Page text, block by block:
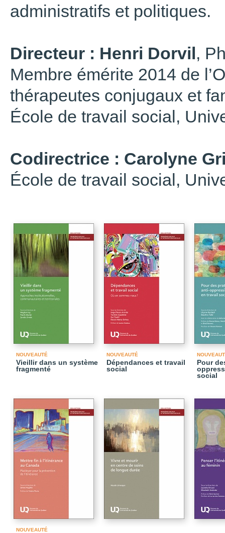
administratifs et politiques.
Directeur : Henri Dorvil,
Membre émérite 2014 de
thérapeutes conjugaux et
École de travail social,
Codirectrice : Carolyne
École de travail social,
NOUVEAUTÉ
Vieillir dans un système
fragmenté
NOUVEAUTÉ
Dépendances et travail
social
Pour
social
NOUVEAUTÉ